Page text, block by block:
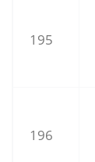
195
196